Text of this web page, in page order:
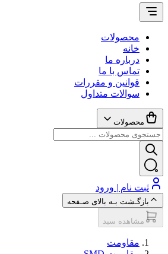
محصولات
خانه
درباره ما
تماس با ما
قوانین و مقررات
سوالات متداول
محصولات
ثبت نام | ورود
بازگـشت بـه بالای صـفحه
مشاهده سبد
مقاومت‌